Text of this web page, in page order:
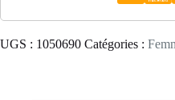
UGS : 1050690 Catégories :